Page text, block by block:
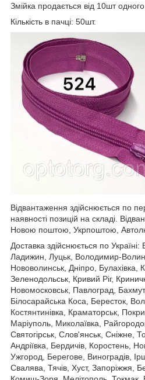
Змійка продається від 10шт одного
Кількість в пачці: 50шт.
Відвантаження здійснюється по
наявності позицій на складі.
Новою поштою, Укрпоштою,
Доставка здійснюється по Україні:
Ладижин, Луцьк, Володимир-
Нововолинськ, Дніпро, Булахівка,
Зеленодольськ, Кривий Ріг,
Новомосковськ, Павлоград,
Білосарайська Коса, Бересток,
Костянтинівка, Краматорськ,
Маріуполь, Миколаївка,
Святогірськ, Слов'янськ, Сніжне,
Андріївка, Бердичів, Коростень,
Ужгород, Берегове, Виноградів,
Свалява, Тячів, Хуст, Запоріжжя,